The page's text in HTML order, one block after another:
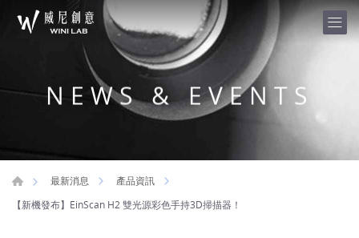
NEWS & EVENTS
最新消息
產品資訊
【新機發布】EinScan H2 雙光源彩色手持3D掃描器！